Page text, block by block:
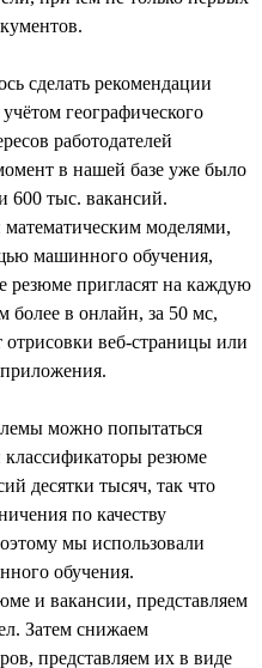
сделать рекомендации
географического
работодателей
в нашей базе уже было
600 тыс. вакансий.
моделями,
машинного обучения,
резюме пригласят на каждую
в онлайн, за 50 мс,
отрисовки веб-страницы или
можно попытаться
резюме
десятки тысяч, так что
по качеству
мы использовали
обучения.
и вакансии, представляем
Затем снижаем
представляем их в виде